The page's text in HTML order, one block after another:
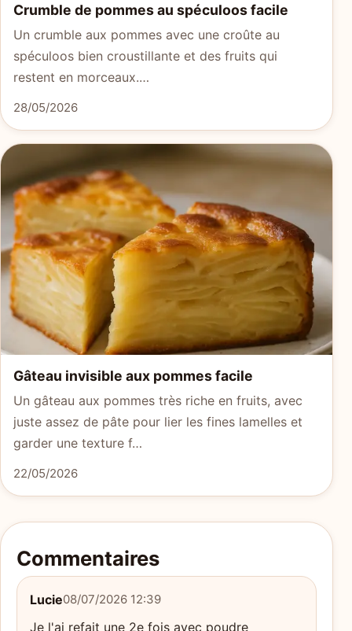
Crumble de pommes au spéculoos facile
Un crumble aux pommes avec une croûte au
spéculoos bien croustillante et des fruits qui
restent en morceaux.…
28/05/2026
Gâteau invisible aux pommes facile
Un gâteau aux pommes très riche en fruits, avec
juste assez de pâte pour lier les fines lamelles et
garder une texture f…
22/05/2026
Commentaires
Lucie08/07/2026 12:39
Je l'ai refait une 2e fois avec poudre